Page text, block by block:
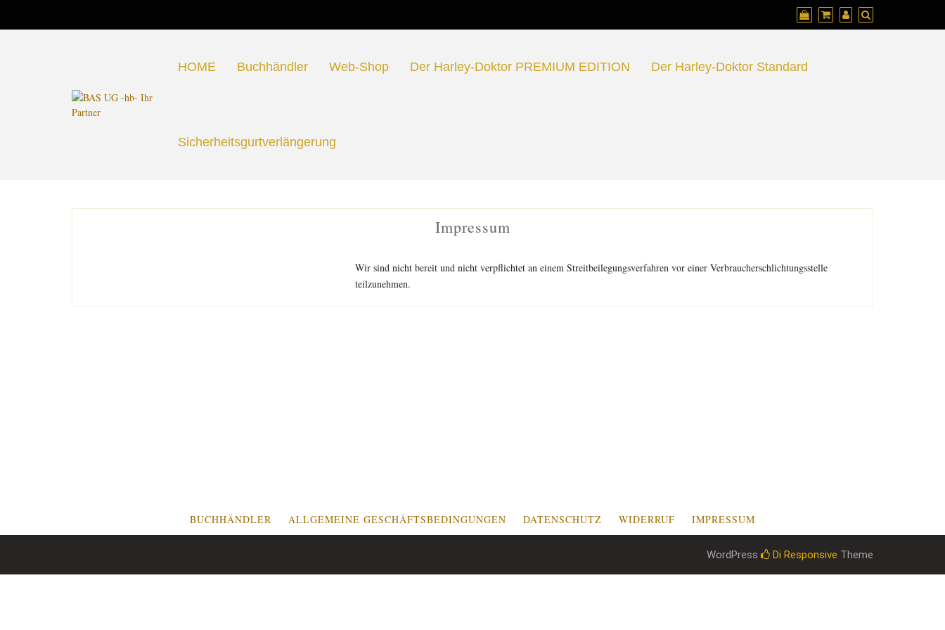
HOME Buchhändler Web-Shop Der Harley-Doktor PREMIUM EDITION Der Harley-Doktor Standard
Sicherheitsgurtverlängerung
Impressum
Wir sind nicht bereit und nicht verpflichtet an einem Streitbeilegungsverfahren vor einer Verbraucherschlichtungsstelle
teilzunehmen.
BUCHHÄNDLER ALLGEMEINE GESCHÄFTSBEDINGUNGEN DATENSCHUTZ WIDERRUF IMPRESSUM
WordPress Di Responsive Theme